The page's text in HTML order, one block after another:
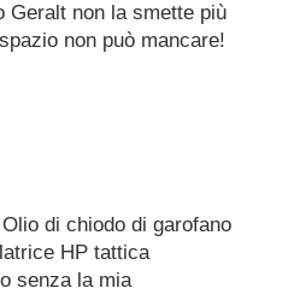
Geralt non la smette più
non può mancare!
di chiodo di garofano
HP tattica
senza la mia